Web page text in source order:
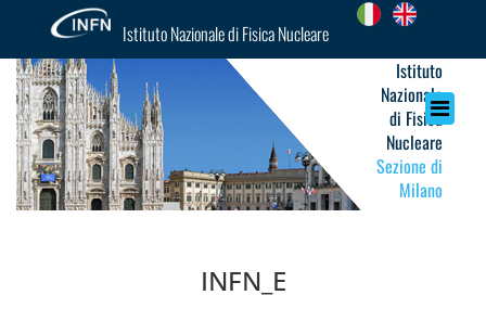
Istituto Nazionale di Fisica Nucleare
Istituto
Nazionale
di Fisica
Nucleare
Sezione di
Milano
INFN_E